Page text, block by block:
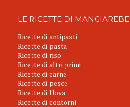
LE RICETTE DI
Ricette di antipasti
Ricette di pasta
Ricette di riso
Ricette di altri primi
Ricette di carne
Ricette di pesce
Ricette di Uova
Ricette di contorni